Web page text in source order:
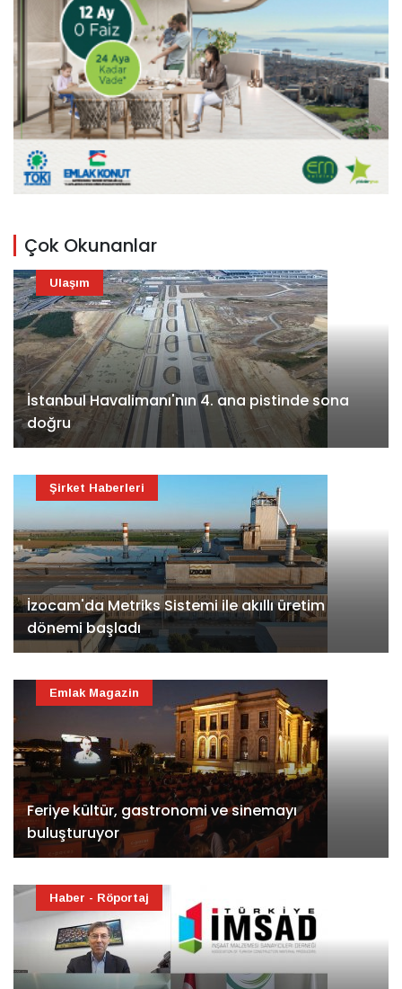
Çok Okunanlar
İstanbul Havalimanı'nın 4. ana pistinde sona
doğru
Ulaşım
İzocam'da Metriks Sistemi ile akıllı üretim
dönemi başladı
Şirket Haberleri
Feriye kültür, gastronomi ve sinemayı
buluşturuyor
Emlak Magazin
Haber - Röportaj